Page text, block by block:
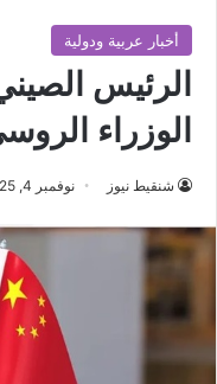
أخبار عربية ودولية
الرئيس
الوزراء
شنقيط نيوز نوفمبر 4, 2025